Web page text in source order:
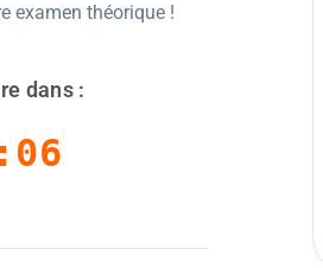
examen théorique !
dans :